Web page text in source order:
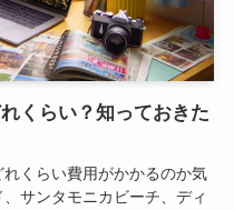
くらい？知っておきた
くらい費用がかかるのか気
サンタモニカビーチ、ディ